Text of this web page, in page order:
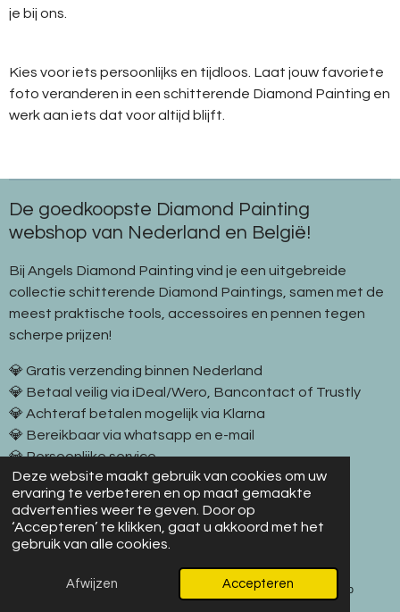
Deze website maakt gebruik van cookies om uw
ervaring te verbeteren en op maat gemaakte
advertenties weer te geven. Door op
‘Accepteren’ te klikken, gaat u akkoord met het
gebruik van alle cookies.
Afwijzen Accepteren
je bij ons.
Kies voor iets persoonlijks en tijdloos. Laat jouw favoriete
foto veranderen in een schitterende Diamond Painting en
werk aan iets dat voor altijd blijft.
De goedkoopste Diamond Painting
webshop van Nederland en België!
Bij Angels Diamond Painting vind je een uitgebreide
collectie schitterende Diamond Paintings, samen met de
meest praktische tools, accessoires en pennen tegen
scherpe prijzen!
💎 Gratis verzending binnen Nederland
💎 Betaal veilig via iDeal/Wero, Bancontact of Trustly
💎 Achteraf betalen mogelijk via Klarna
💎 Bereikbaar via whatsapp en e-mail
💎 Persoonlijke service
💎 100% steentjesgarantie
©2019–2026 Angels Diamond Painting
Klantenservice
E-mailadres Facebook WhatsApp